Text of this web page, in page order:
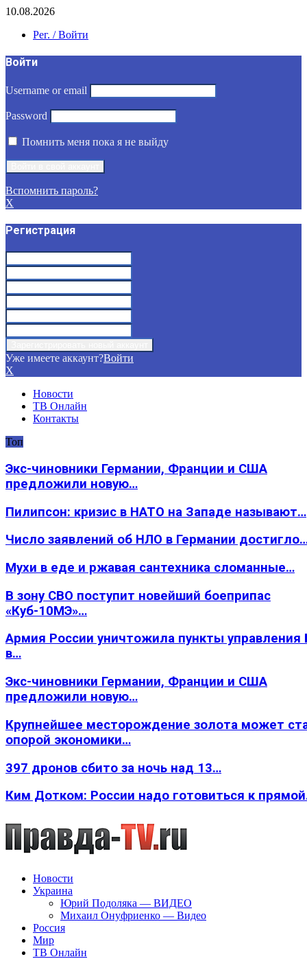
10.08.2026
Рег. / Войти
Войти
Username or email
Password
Помнить меня пока я не выйду
Вспомнить пароль?
X
Регистрация
Уже имеете аккаунт?Войти
X
Новости
ТВ Онлайн
Контакты
Топ
Экс-чиновники Германии, Франции и США
предложили новую…
Пилипсон: кризис в НАТО на Западе называют…
Число заявлений об НЛО в Германии
Мухи в еде и ржавая сантехника сломанные…
В зону СВО поступит новейший боеприпас
«Куб-10МЭ»…
Армия России уничтожила пункты
в…
Экс-чиновники Германии, Франции и США
предложили новую…
Крупнейшее месторождение золота может
опорой экономики…
397 дронов сбито за ночь над 13…
Ким Дотком: России надо готовиться к
Новости
Украина
Юрий Подоляка — ВИДЕО
Михаил Онуфриенко — Видео
Россия
Мир
ТВ Онлайн